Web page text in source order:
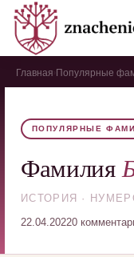
Главная Популярные
ПОПУЛЯРНЫЕ
Фамилия
ИСТОРИЯ ·
22.04.20220